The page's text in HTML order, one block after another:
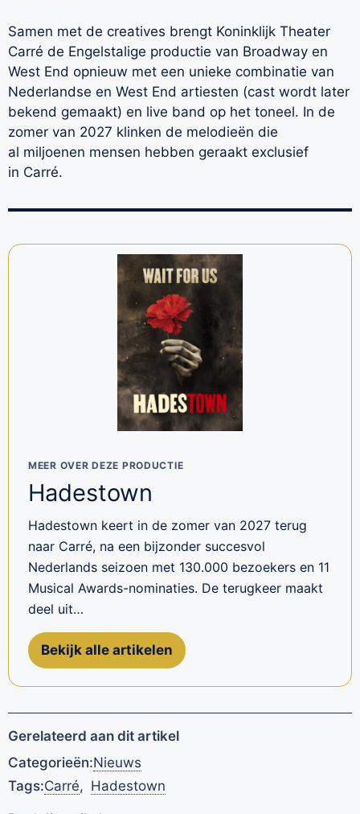
Samen met de creatives brengt Koninklijk Theater
Carré de Engelstalige productie van Broadway en
West End opnieuw met een unieke combinatie van
Nederlandse en West End artiesten (cast wordt later
bekend gemaakt) en live band op het toneel. In de
zomer van 2027 klinken de melodieën die
al miljoenen mensen hebben geraakt exclusief
in Carré.
MEER OVER DEZE PRODUCTIE
Hadestown
Hadestown keert in de zomer van 2027 terug
naar Carré, na een bijzonder succesvol
Nederlands seizoen met 130.000 bezoekers en 11
Musical Awards-nominaties. De terugkeer maakt
deel uit…
Bekijk alle artikelen
Gerelateerd aan dit artikel
Categorieën:Nieuws
Tags:Carré, Hadestown